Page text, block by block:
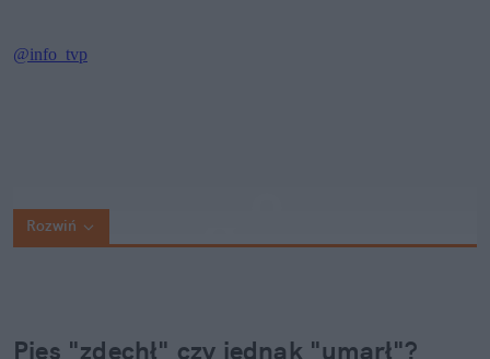
Rozwiń
Pies "zdechł" czy jednak "umarł"?